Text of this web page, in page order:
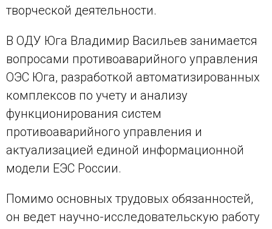
творческой деятельности.
В ОДУ Юга Владимир Васильев занимается
вопросами противоаварийного управления
ОЭС Юга, разработкой автоматизированных
комплексов по учету и анализу
функционирования систем
противоаварийного управления и
актуализацией единой информационной
модели ЕЭС России.
Помимо основных трудовых обязанностей,
он ведет научно-исследовательскую работу